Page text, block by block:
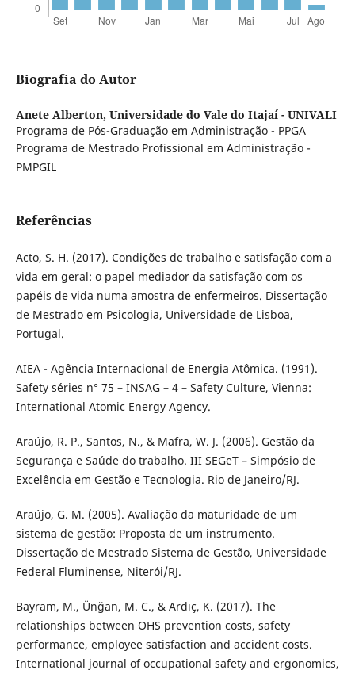
Biografia do Autor
Anete Alberton, Universidade do Vale do Itajaí - UNIVALI
Programa de Pós-Graduação em Administração - PPGA
Programa de Mestrado Profissional em Administração -
PMPGIL
Referências
Acto, S. H. (2017). Condições de trabalho e satisfação com a
vida em geral: o papel mediador da satisfação com os
papéis de vida numa amostra de enfermeiros. Dissertação
de Mestrado em Psicologia, Universidade de Lisboa,
Portugal.
AIEA - Agência Internacional de Energia Atômica. (1991).
Safety séries n° 75 – INSAG – 4 – Safety Culture, Vienna:
International Atomic Energy Agency.
Araújo, R. P., Santos, N., & Mafra, W. J. (2006). Gestão da
Segurança e Saúde do trabalho. III SEGeT – Simpósio de
Excelência em Gestão e Tecnologia. Rio de Janeiro/RJ.
Araújo, G. M. (2005). Avaliação da maturidade de um
sistema de gestão: Proposta de um instrumento.
Dissertação de Mestrado Sistema de Gestão, Universidade
Federal Fluminense, Niterói/RJ.
Bayram, M., Ünğan, M. C., & Ardıç, K. (2017). The
relationships between OHS prevention costs, safety
performance, employee satisfaction and accident costs.
International journal of occupational safety and ergonomics,